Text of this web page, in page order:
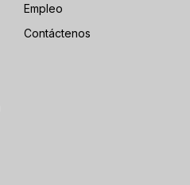
Empleo
Contáctenos